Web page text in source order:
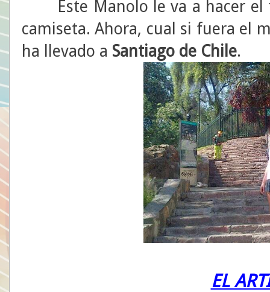
Este Manolo le va a hacer el
camiseta. Ahora, cual si fuera el
ha llevado a Santiago de Chile.
EL